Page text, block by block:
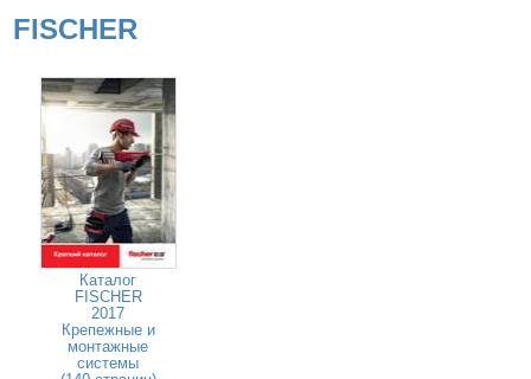
FISCHER
Каталог
FISCHER
2017
Крепежные и
монтажные
системы